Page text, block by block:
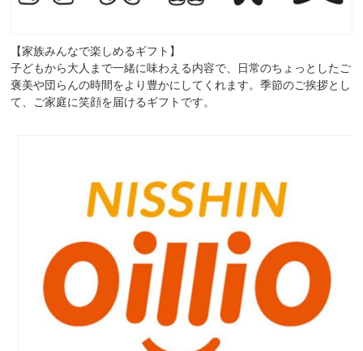
【家族みんなで楽しめるギフト】
子どもから大人まで一緒に味わえる内容で、日常のちょっとしたご
褒美や団らんの時間をより豊かにしてくれます。季節のご挨拶とし
て、ご家庭に笑顔を届けるギフトです。